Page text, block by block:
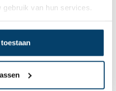
van hun services.